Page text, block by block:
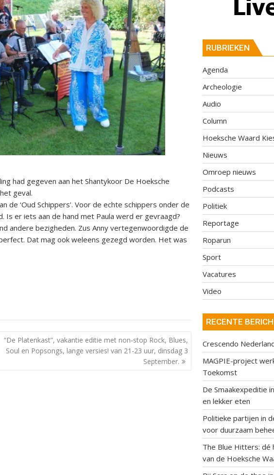
had gegeven aan het Shantykoor De Hoeksche
geval.
‘Oud Schippers’. Voor de echte schippers onder de
er iets aan de hand met Paula werd er gevraagd?
andere bezigheden. Zus Anny vertegenwoordigde de
Dat mag ook weleens gezegd worden. Het was
“De Platenkast”, vakantie editie met non-stop Rock, Blues,
Soul en Popsongs, lange versies! van 21-23 uur, dinsdag 3
September.
RUBRIEKEN
Agenda
Archeologie
Audio
Column
Hoeksche Waard
Nieuws
Omroep nieuws
Podcasts
Politiek
Reportage
Roparun
Sport
Vacatures
Video
RECENTE
Crescendo
MAGPIE-project
Toekomst
De Smaakexpeditie
en lekker eten
Politieke partijen in
voor duurzaam
The Blue Hitters: dé
van de Hoeksche